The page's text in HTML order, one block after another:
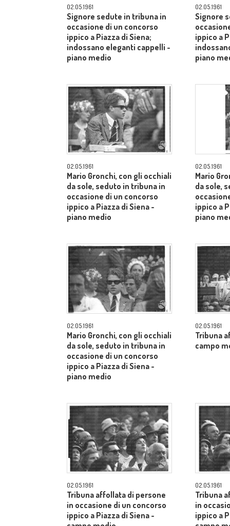
02.05.1961
Signore sedute in tribuna in
occasione di un concorso
ippico a Piazza di Siena;
indossano eleganti cappelli -
piano medio
02.05.1961
Signore
ippico a
piano
02.05.1961
Mario Gronchi, con gli occhiali
da sole, seduto in tribuna in
occasione di un concorso
ippico a Piazza di Siena -
piano medio
02.05.1961
Mario
da sole,
ippico a
piano
02.05.1961
Mario Gronchi, con gli occhiali
da sole, seduto in tribuna in
occasione di un concorso
ippico a Piazza di Siena -
piano medio
02.05.1961
Tribuna
campo
02.05.1961
Tribuna affollata di persone
in occasione di un concorso
ippico a Piazza di Siena -
02.05.1961
Tribuna
in
ippico a